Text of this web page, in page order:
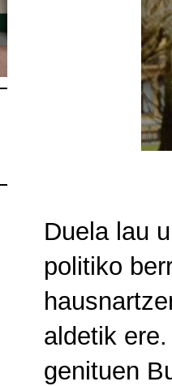
Duela lau
politiko
aldetik
genituen